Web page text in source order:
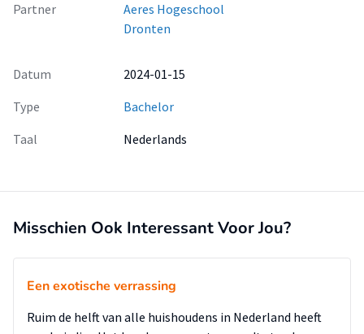
Partner
Aeres Hogeschool
Dronten
Datum
2024-01-15
Type
Bachelor
Taal
Nederlands
Misschien Ook Interessant Voor Jou?
Een exotische verrassing
Ruim de helft van alle huishoudens in Nederland heeft